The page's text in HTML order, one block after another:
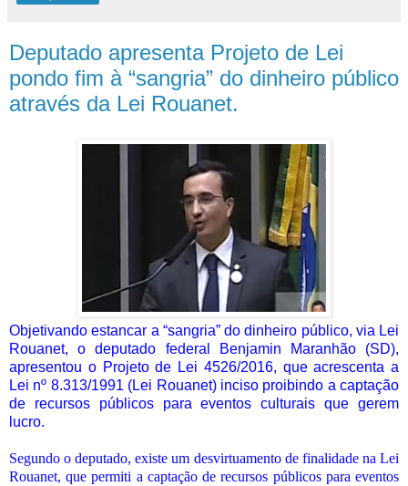
Deputado apresenta Projeto de Lei
pondo fim à “sangria” do dinheiro público
através da Lei Rouanet.
Objetivando estancar a “sangria” do dinheiro público, via Lei
Rouanet, o deputado federal Benjamin Maranhão (SD),
apresentou o Projeto de Lei 4526/2016, que acrescenta a
Lei nº 8.313/1991 (Lei Rouanet) inciso proibindo a captação
de recursos públicos para eventos culturais que gerem
lucro.
Segundo o deputado, existe um desvirtuamento de finalidade na Lei
Rouanet, que permiti a captação de recursos públicos para eventos